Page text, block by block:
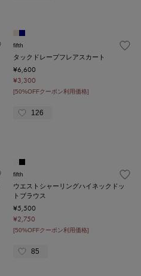
fifth
タックドレープフレアスカート
¥6,600
¥3,300
[50%OFFクーポン利用価格]
126
fifth
ウエストシャーリングハイネックドッ
トブラウス
¥5,500
¥2,750
[50%OFFクーポン利用価格]
85